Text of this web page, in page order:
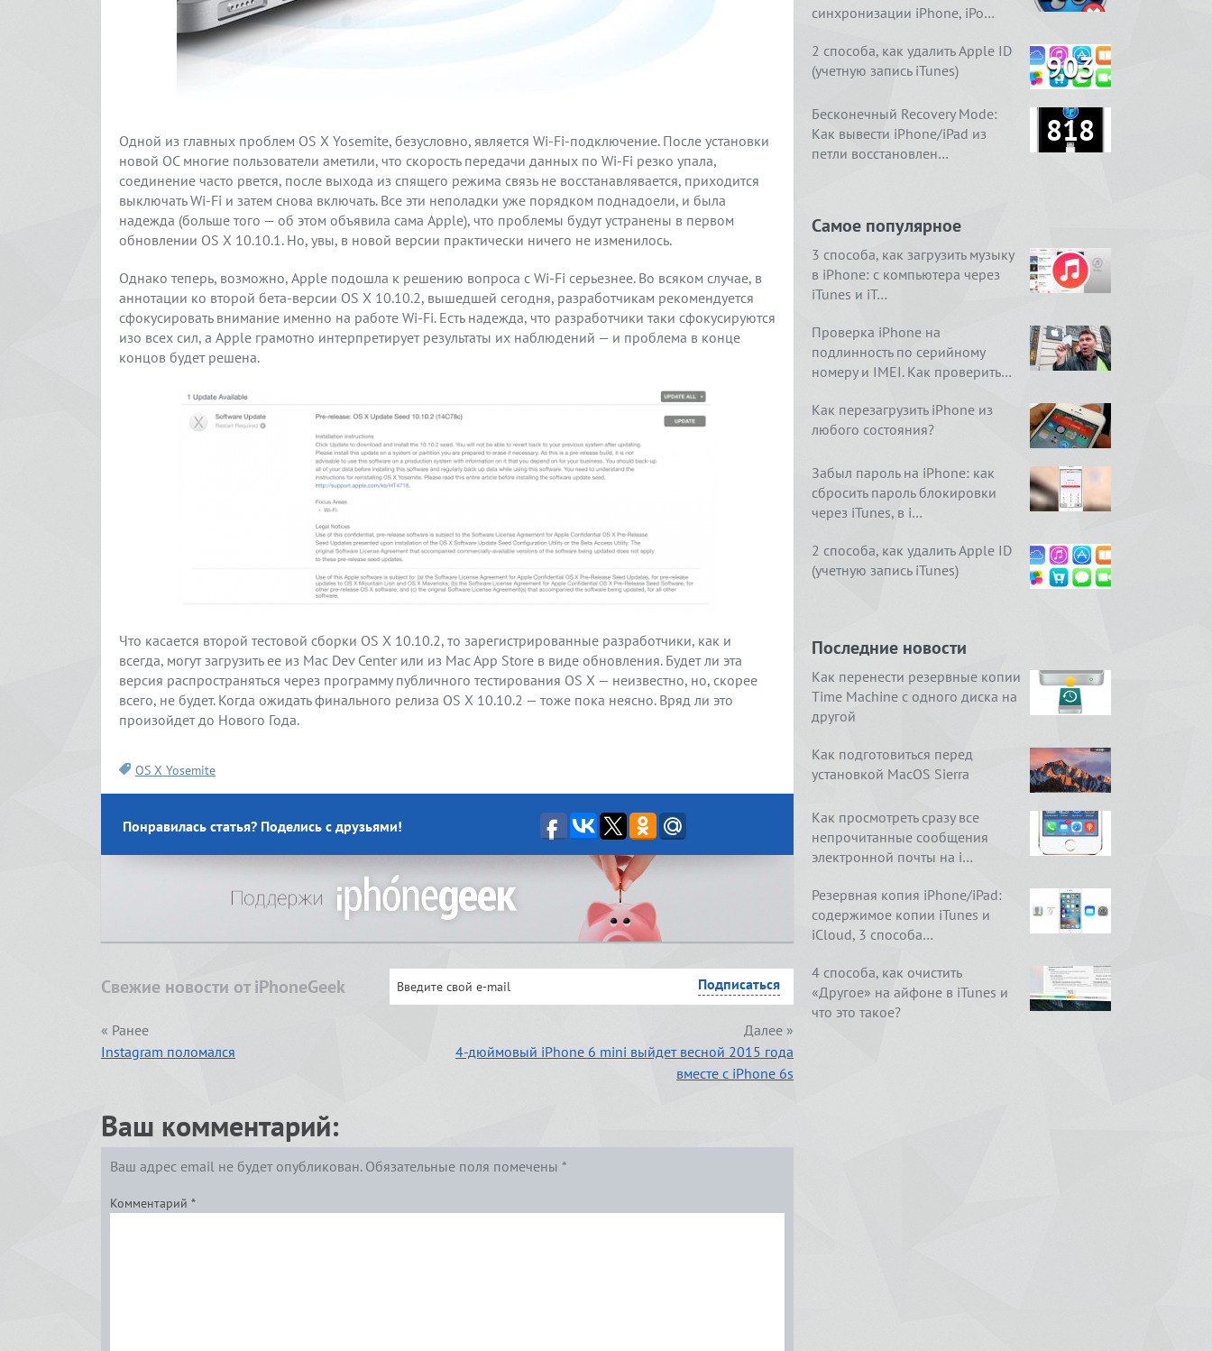
Одной из главных проблем OS X Yosemite, безусловно, является Wi-Fi-подключение. После установки
новой ОС многие пользователи аметили, что скорость передачи данных по Wi-Fi резко упала,
соединение часто рвется, после выхода из спящего режима связь не восстанавлявается, приходится
выключать Wi-Fi и затем снова включать. Все эти неполадки уже порядком поднадоели, и была
надежда (больше того — об этом объявила сама Apple), что проблемы будут устранены в первом
обновлении OS X 10.10.1. Но, увы, в новой версии практически ничего не изменилось.
Однако теперь, возможно, Apple подошла к решению вопроса с Wi-Fi серьезнее. Во всяком случае, в
аннотации ко второй бета-версии OS X 10.10.2, вышедшей сегодня, разработчикам рекомендуется
сфокусировать внимание именно на работе Wi-Fi. Есть надежда, что разработчики таки сфокусируются
изо всех сил, а Apple грамотно интерпретирует результаты их наблюдений — и проблема в конце
концов будет решена.
Что касается второй тестовой сборки OS X 10.10.2, то зарегистрированные разработчики, как и
всегда, могут загрузить ее из Mac Dev Center или из Mac App Store в виде обновления. Будет ли эта
версия распространяться через программу публичного тестирования OS X — неизвестно, но, скорее
всего, не будет. Когда ожидать финального релиза OS X 10.10.2 — тоже пока неясно. Вряд ли это
произойдет до Нового Года.
OS X Yosemite
Понравилась статья? Поделись с друзьями!
Свежие новости от iPhoneGeek
« Ранее
Instagram поломался
Далее »
4-дюймовый iPhone 6 mini выйдет весной 2015 года
вместе с iPhone 6s
Ваш комментарий:
Ваш адрес email не будет опубликован. Обязательные поля помечены *
Комментарий *
синхронизации iPhone, iPo…
2 способа, как удалить Apple ID
(учетную запись iTunes)
903
Бесконечный Recovery Mode:
Как вывести iPhone/iPad из
петли восстановлен…
818
Самое популярное
3 способа, как загрузить музыку
в iPhone: с компьютера через
iTunes и iT…
Проверка iPhone на
подлинность по серийному
номеру и IMEI. Как проверить…
Как перезагрузить iPhone из
любого состояния?
Забыл пароль на iPhone: как
сбросить пароль блокировки
через iTunes, в i…
2 способа, как удалить Apple ID
(учетную запись iTunes)
Последние новости
Как перенести резервные копии
Time Machine с одного диска на
другой
Как подготовиться перед
установкой MacOS Sierra
Как просмотреть сразу все
непрочитанные сообщения
электронной почты на i…
Резервная копия iPhone/iPad:
содержимое копии iTunes и
iCloud, 3 способа…
4 способа, как очистить
«Другое» на айфоне в iTunes и
что это такое?